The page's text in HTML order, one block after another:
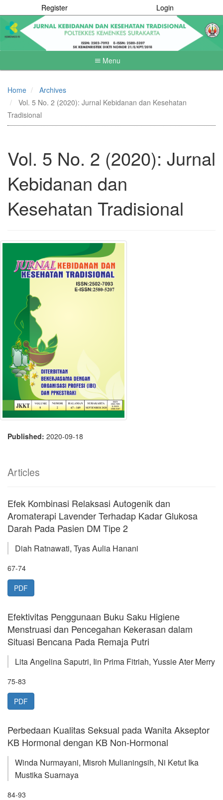
Register Login
Menu
Quick
page
content
Main
Content
Sidebar
Home
Archives
Vol. 5 No. 2 (2020): Jurnal Kebidanan dan Kesehatan
Tradisional
Vol. 5 No. 2 (2020): Jurnal
Kebidanan dan
Kesehatan Tradisional
Published: 2020-09-18
Articles
Efek Kombinasi Relaksasi Autogenik dan
Aromaterapi Lavender Terhadap Kadar Glukosa
Darah Pada Pasien DM Tipe 2
Diah Ratnawati, Tyas Aulia Hanani
67-74
PDF
Efektivitas Penggunaan Buku Saku Higiene
Menstruasi dan Pencegahan Kekerasan dalam
Situasi Bencana Pada Remaja Putri
Lita Angelina Saputri, Iin Prima Fitriah, Yussie Ater Merry
75-83
PDF
Perbedaan Kualitas Seksual pada Wanita Akseptor
KB Hormonal dengan KB Non-Hormonal
Winda Nurmayani, Misroh Mulianingsih, Ni Ketut Ika
Mustika Suarnaya
84-93